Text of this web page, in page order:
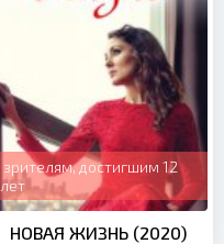
зрителям, достигшим 12
лет
НОВАЯ ЖИЗНЬ (2020)